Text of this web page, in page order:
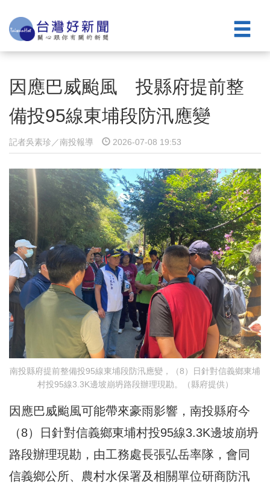
因應巴威颱風 投縣府提前整
備投95線東埔段防汛應變
記者吳素珍／南投報導 2026-07-08 19:53
南投縣府提前整備投95線東埔段防汛應變，（8）日針對信義鄉東埔
村投95線3.3K邊坡崩坍路段辦理現勘。（縣府提供）
因應巴威颱風可能帶來豪雨影響，南投縣府今
（8）日針對信義鄉東埔村投95線3.3K邊坡崩坍
路段辦理現勘，由工務處長張弘岳率隊，會同
信義鄉公所、農村水保署及相關單位研商防汛